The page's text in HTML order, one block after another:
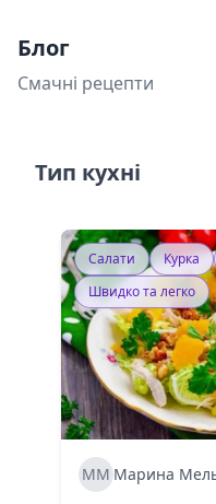
Блог
Смачні рецепти
Тип кухні
Салати Курка
Швидко та легко
ММ Марина